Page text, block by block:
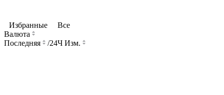
Избранные
Все
Валюта
Последняя
/24Ч Изм.